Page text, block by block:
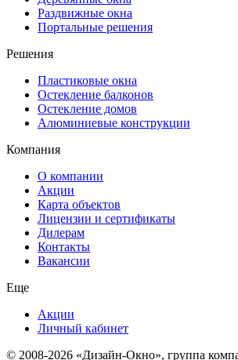
Раздвижные окна
Портальные решения
Решения
Пластиковые окна
Остекление балконов
Остекление домов
Алюминиевые конструкции
Компания
О компании
Акции
Карта объектов
Лицензии и сертификаты
Дилерам
Контакты
Вакансии
Еще
Акции
Личный кабинет
© 2008-2026 «Дизайн-Окно», группа